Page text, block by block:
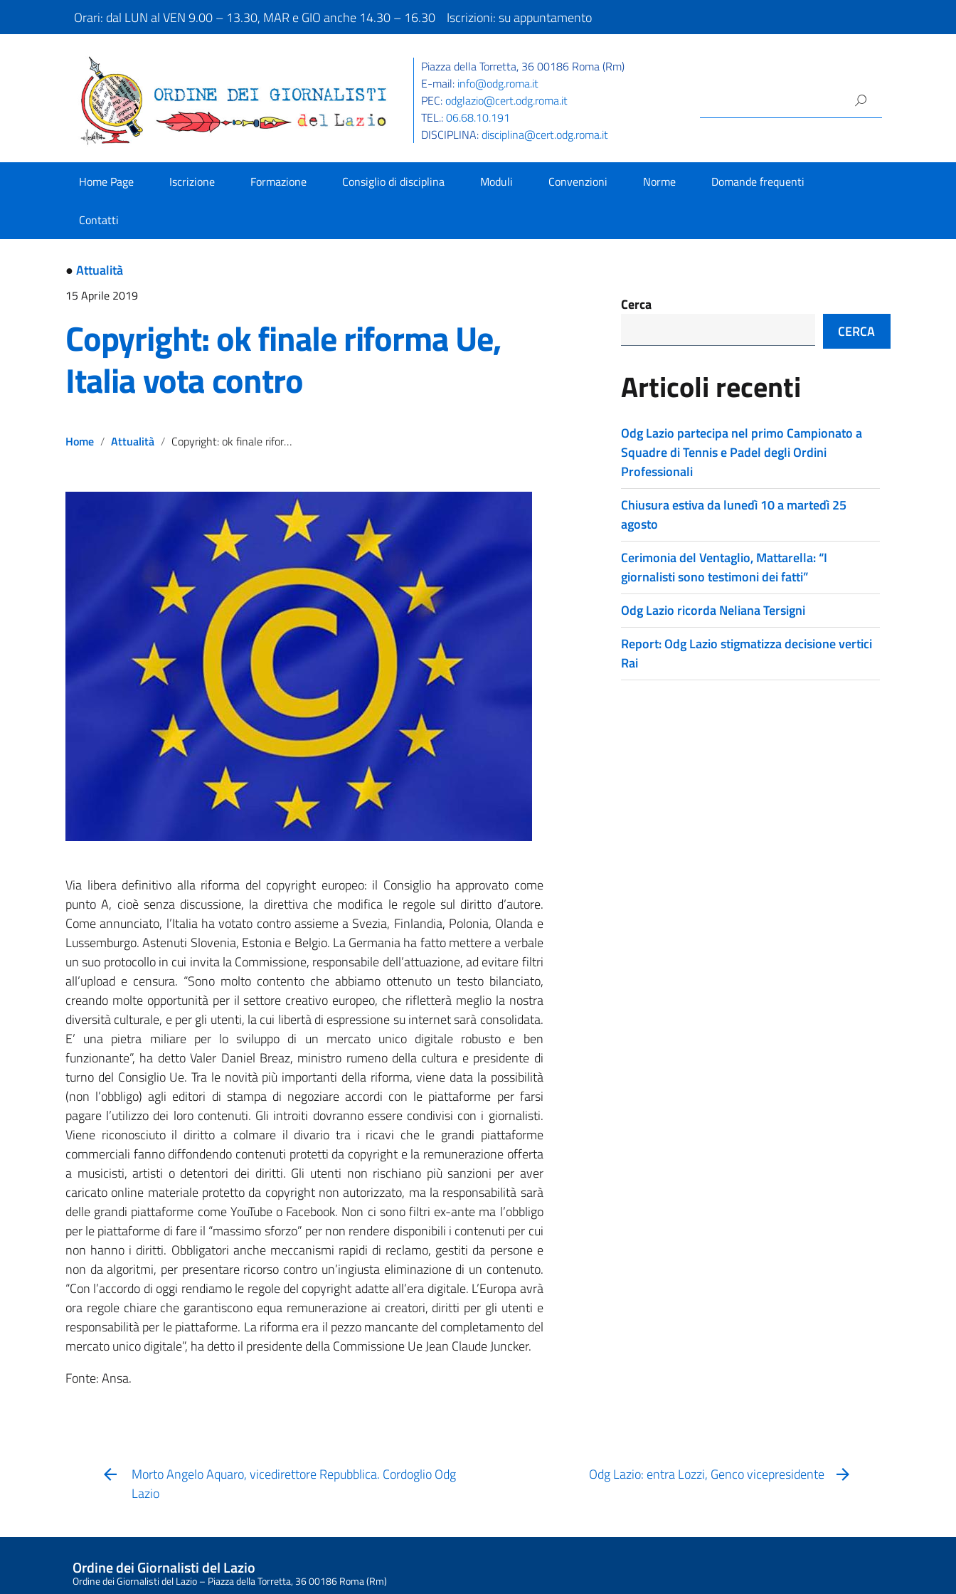
Orari: dal LUN al VEN 9.00 – 13.30, MAR e GIO anche 14.30 – 16.30 Iscrizioni: su appuntamento
Piazza della Torretta, 36 00186 Roma (Rm)
E-mail: info@odg.roma.it
PEC:odglazio@cert.odg.roma.it
TEL.:06.68.10.191
DISCIPLINA:disciplina@cert.odg.roma.it
Home Page Iscrizione Formazione Consiglio di disciplina Moduli Convenzioni Norme Domande frequenti
Contatti
●Attualità
15 Aprile 2019
Copyright: ok finale riforma Ue,
Italia vota contro
Home Attualità Copyright: ok finale riforma Ue, Italia vota contro
Via libera definitivo alla riforma del copyright europeo: il Consiglio ha approvato come
punto A, cioè senza discussione, la direttiva che modifica le regole sul diritto d’autore.
Come annunciato, l’Italia ha votato contro assieme a Svezia, Finlandia, Polonia, Olanda e
Lussemburgo. Astenuti Slovenia, Estonia e Belgio. La Germania ha fatto mettere a verbale
un suo protocollo in cui invita la Commissione, responsabile dell’attuazione, ad evitare filtri
all’upload e censura. “Sono molto contento che abbiamo ottenuto un testo bilanciato,
creando molte opportunità per il settore creativo europeo, che rifletterà meglio la nostra
diversità culturale, e per gli utenti, la cui libertà di espressione su internet sarà consolidata.
E’ una pietra miliare per lo sviluppo di un mercato unico digitale robusto e ben
funzionante”, ha detto Valer Daniel Breaz, ministro rumeno della cultura e presidente di
turno del Consiglio Ue. Tra le novità più importanti della riforma, viene data la possibilità
(non l’obbligo) agli editori di stampa di negoziare accordi con le piattaforme per farsi
pagare l’utilizzo dei loro contenuti. Gli introiti dovranno essere condivisi con i giornalisti.
Viene riconosciuto il diritto a colmare il divario tra i ricavi che le grandi piattaforme
commerciali fanno diffondendo contenuti protetti da copyright e la remunerazione offerta
a musicisti, artisti o detentori dei diritti. Gli utenti non rischiano più sanzioni per aver
caricato online materiale protetto da copyright non autorizzato, ma la responsabilità sarà
delle grandi piattaforme come YouTube o Facebook. Non ci sono filtri ex-ante ma l’obbligo
per le piattaforme di fare il “massimo sforzo” per non rendere disponibili i contenuti per cui
non hanno i diritti. Obbligatori anche meccanismi rapidi di reclamo, gestiti da persone e
non da algoritmi, per presentare ricorso contro un’ingiusta eliminazione di un contenuto.
“Con l’accordo di oggi rendiamo le regole del copyright adatte all’era digitale. L’Europa avrà
ora regole chiare che garantiscono equa remunerazione ai creatori, diritti per gli utenti e
responsabilità per le piattaforme. La riforma era il pezzo mancante del completamento del
mercato unico digitale”, ha detto il presidente della Commissione Ue Jean Claude Juncker.
Fonte: Ansa.
Cerca
CERCA
Articoli recenti
Odg Lazio partecipa nel primo Campionato a
Squadre di Tennis e Padel degli Ordini
Professionali
Chiusura estiva da lunedì 10 a martedì 25
agosto
Cerimonia del Ventaglio, Mattarella: “I
giornalisti sono testimoni dei fatti”
Odg Lazio ricorda Neliana Tersigni
Report: Odg Lazio stigmatizza decisione vertici
Rai
Morto Angelo Aquaro, vicedirettore Repubblica. Cordoglio Odg
Lazio
Odg Lazio: entra Lozzi, Genco vicepresidente
Ordine dei Giornalisti del Lazio
Ordine dei Giornalisti del Lazio – Piazza della Torretta, 36 00186 Roma (Rm)